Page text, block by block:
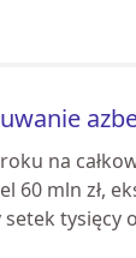
na
60 mln zł,
tysięcy